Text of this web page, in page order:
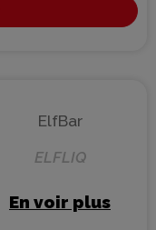
ElfBar
ELFLIQ
En voir plus